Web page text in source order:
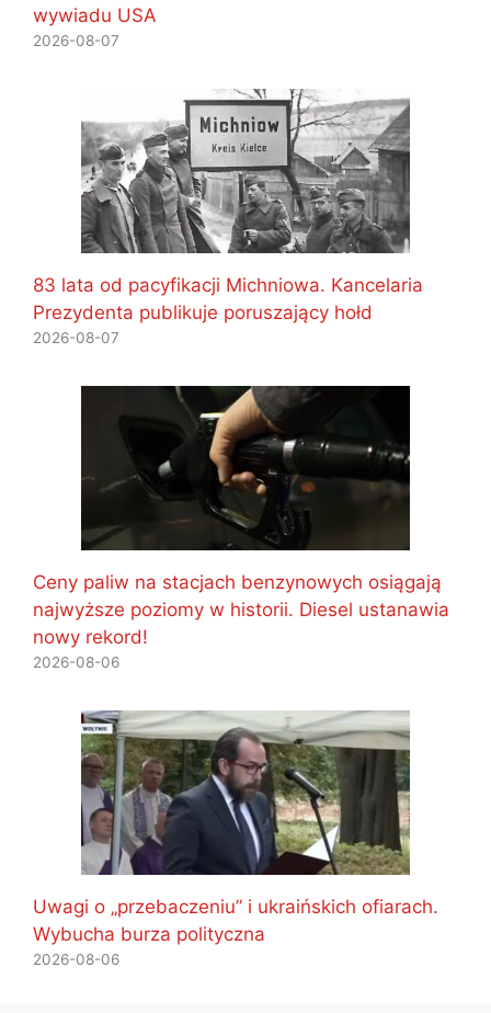
wywiadu USA
2026-08-07
83 lata od pacyfikacji Michniowa. Kancelaria
Prezydenta publikuje poruszający hołd
2026-08-07
Ceny paliw na stacjach benzynowych osiągają
najwyższe poziomy w historii. Diesel ustanawia
nowy rekord!
2026-08-06
Uwagi o „przebaczeniu” i ukraińskich ofiarach.
Wybucha burza polityczna
2026-08-06